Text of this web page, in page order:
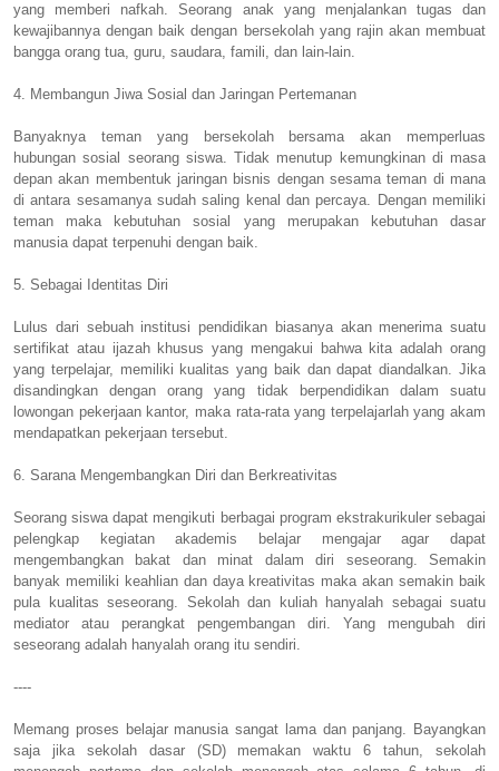
yang memberi nafkah. Seorang anak yang menjalankan tugas dan
kewajibannya dengan baik dengan bersekolah yang rajin akan membuat
bangga orang tua, guru, saudara, famili, dan lain-lain.
4. Membangun Jiwa Sosial dan Jaringan Pertemanan
Banyaknya teman yang bersekolah bersama akan memperluas
hubungan sosial seorang siswa. Tidak menutup kemungkinan di masa
depan akan membentuk jaringan bisnis dengan sesama teman di mana
di antara sesamanya sudah saling kenal dan percaya. Dengan memiliki
teman maka kebutuhan sosial yang merupakan kebutuhan dasar
manusia dapat terpenuhi dengan baik.
5. Sebagai Identitas Diri
Lulus dari sebuah institusi pendidikan biasanya akan menerima suatu
sertifikat atau ijazah khusus yang mengakui bahwa kita adalah orang
yang terpelajar, memiliki kualitas yang baik dan dapat diandalkan. Jika
disandingkan dengan orang yang tidak berpendidikan dalam suatu
lowongan pekerjaan kantor, maka rata-rata yang terpelajarlah yang akam
mendapatkan pekerjaan tersebut.
6. Sarana Mengembangkan Diri dan Berkreativitas
Seorang siswa dapat mengikuti berbagai program ekstrakurikuler sebagai
pelengkap kegiatan akademis belajar mengajar agar dapat
mengembangkan bakat dan minat dalam diri seseorang. Semakin
banyak memiliki keahlian dan daya kreativitas maka akan semakin baik
pula kualitas seseorang. Sekolah dan kuliah hanyalah sebagai suatu
mediator atau perangkat pengembangan diri. Yang mengubah diri
seseorang adalah hanyalah orang itu sendiri.
----
Memang proses belajar manusia sangat lama dan panjang. Bayangkan
saja jika sekolah dasar (SD) memakan waktu 6 tahun, sekolah